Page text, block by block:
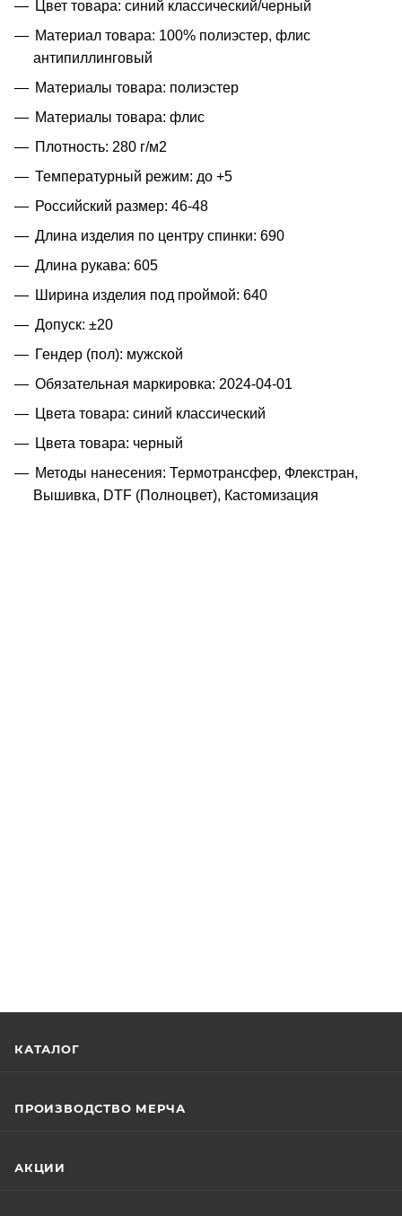
Цвет товара: синий классический/черный
Материал товара: 100% полиэстер, флис
антипиллинговый
Материалы товара: полиэстер
Материалы товара: флис
Плотность: 280 г/м2
Температурный режим: до +5
Российский размер: 46-48
Длина изделия по центру спинки: 690
Длина рукава: 605
Ширина изделия под проймой: 640
Допуск: ±20
Гендер (пол): мужской
Обязательная маркировка: 2024-04-01
Цвета товара: синий классический
Цвета товара: черный
Методы нанесения: Термотрансфер, Флекстран,
Вышивка, DTF (Полноцвет), Кастомизация
КАТАЛОГ
ПРОИЗВОДСТВО МЕРЧА
АКЦИИ